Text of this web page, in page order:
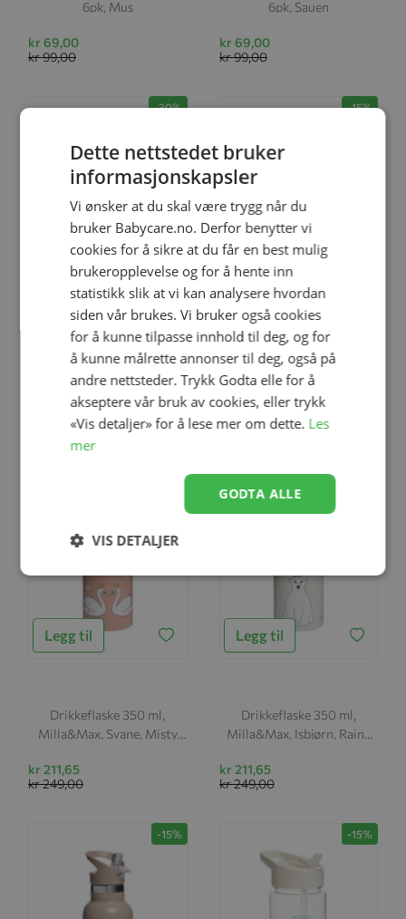
6pk, Mus
kr 69,00
kr 99,00
6pk, Sauen
kr 69,00
kr 99,00
-30%
Legg til
Smoothiepose, Milla&Max,
kr 69,00
kr 99,00
-15%
Legg til
Drikkeflaske 350 ml,
Milla&Max, Sauen, Desert
Sage
kr 211,65
kr 249,00
Legg til
Drikkeflaske 350 ml,
Milla&Max, Svane, Misty
kr 211,65
kr 249,00
Legg til
Drikkeflaske 350 ml,
Milla&Max, Isbjørn, Rainy
kr 211,65
kr 249,00
-15% -15%
Dette nettstedet bruker
informasjonskapsler
Vi ønsker at du skal være trygg når du
bruker Babycare.no. Derfor benytter vi
cookies for å sikre at du får en best mulig
brukeropplevelse og for å hente inn
statistikk slik at vi kan analysere hvordan
siden vår brukes. Vi bruker også cookies
for å kunne tilpasse innhold til deg, og for
å kunne målrette annonser til deg, også på
andre nettsteder. Trykk Godta elle for å
akseptere vår bruk av cookies, eller trykk
«Vis detaljer» for å lese mer om dette. Les
mer
GODTA ALLE
VIS DETALJER